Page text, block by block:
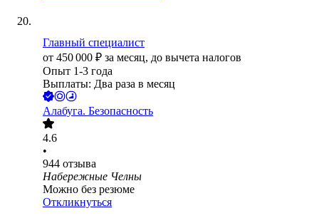
Главный специалист
от 450 000 ₽ за месяц, до вычета налогов
Опыт 1-3 года
Выплаты: Два раза в месяц
Алабуга. Безопасность
4.6
•
944 отзыва
Набережные Челны
Можно без резюме
Откликнуться